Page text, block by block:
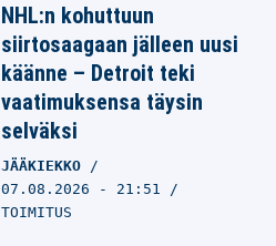
NHL:n kohuttuun
siirtosaagaan jälleen uusi
käänne – Detroit teki
vaatimuksensa täysin
selväksi
JÄÄKIEKKO
07.08.2026 - 21:51
TOIMITUS